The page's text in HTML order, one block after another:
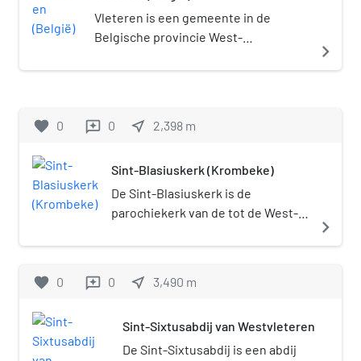
gemeentelijke herindeling van 1977. De
dorpskern van Oostvleteren ligt iets ten oosten
geleidelijk in oostelijke richting langs de weg
Vleteren is een gemeente in de
Belgische provincie West-
telt ruim 3.500 inwoners.
navigate_next
favorite 0 reviews 0 near_me 2,398 m
Sint-Blasiuskerk (Krombeke)
De Sint-Blasiuskerk is de
parochiekerk van de tot de West-
behorende plaats Krombeke,
Verbrigghestraat.
navigate_next
favorite 0 reviews 0 near_me 3,490 m
Sint-Sixtusabdij van Westvleteren
De Sint-Sixtusabdij is een abdij